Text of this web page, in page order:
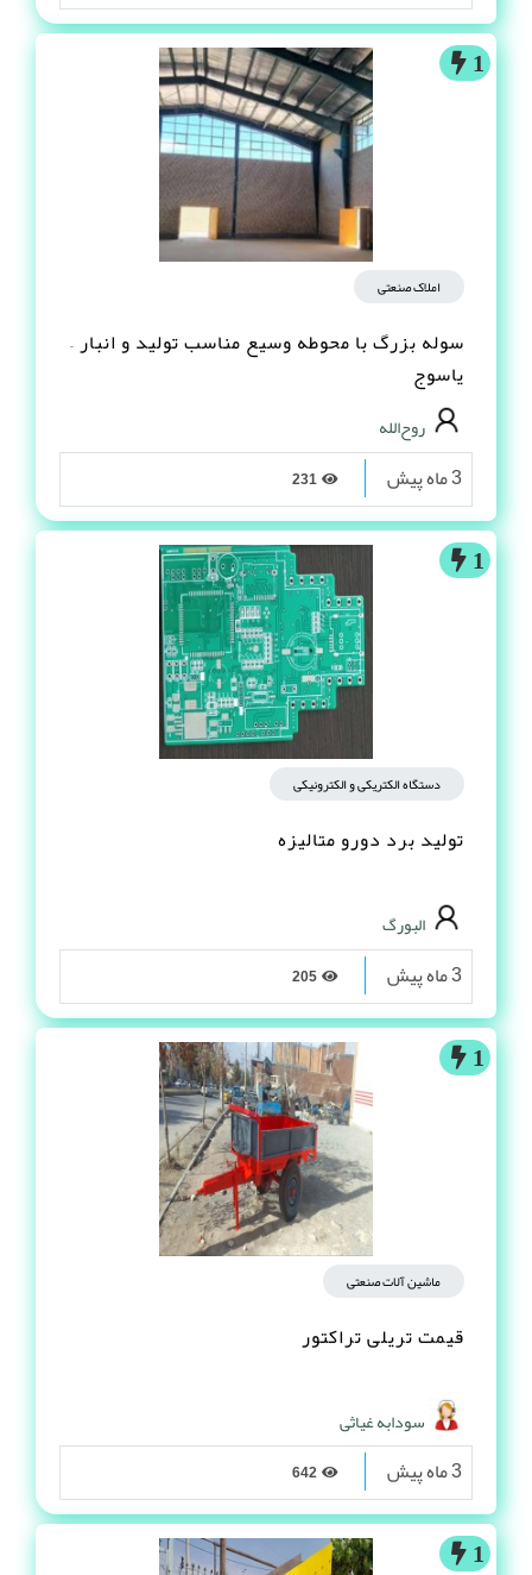
1
املاک صنعتی
سوله بزرگ با محوطه وسیع مناسب تولید و انبار –
یاسوج
روح‌الله
3 ماه پیش
1
دستگاه الکتریکی و الکترونیکی
تولید برد دورو متالیزه
البورگ
3 ماه پیش
1
ماشین آلات صنعتی
قیمت تریلی تراکتور
سودابه غیاثی
3 ماه پیش
1